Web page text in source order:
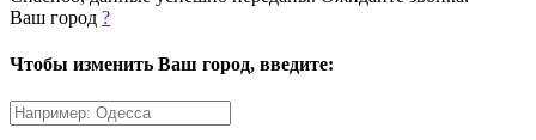
Ваш город ?
Чтобы изменить Ваш город, введите: